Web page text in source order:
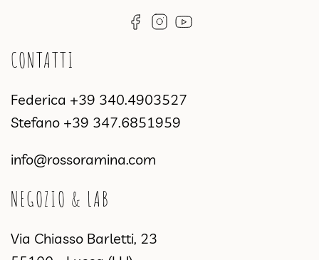
CONTATTI
Federica +39 340.4903527
Stefano +39 347.6851959
info@rossoramina.com
NEGOZIO & LAB
Via Chiasso Barletti, 23